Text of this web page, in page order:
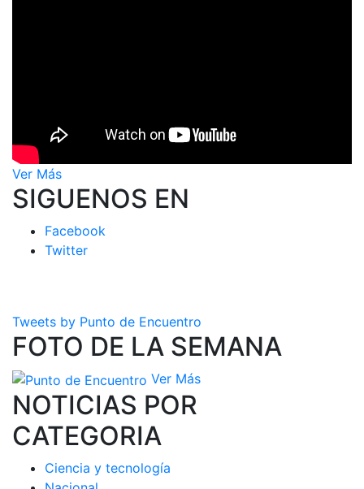
Ver Más
SIGUENOS EN
Facebook
Twitter
Tweets by Punto de Encuentro
FOTO DE LA SEMANA
Ver Más
NOTICIAS POR
CATEGORIA
Ciencia y tecnología